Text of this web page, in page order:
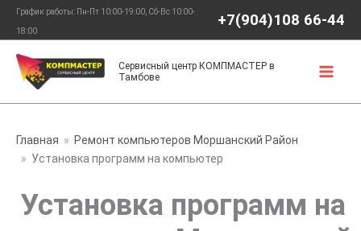
Перейти
содержимому
График работы: Пн-Пт 10:00-19:00, Сб-Вс 10:00-
18:00
+7(904)108 66-44
Сервисный центр КОМПМАСТЕР в
Тамбове
Главная
Ремонт компьютеров Моршанский Район
Установка программ на компьютер
Установка программ на